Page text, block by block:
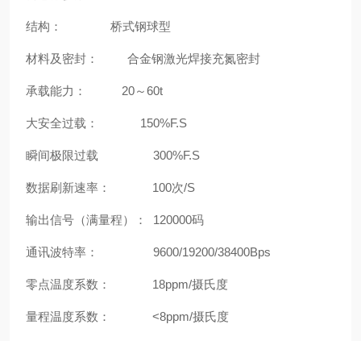
结构： 桥式钢球型
材料及密封： 合金钢激光焊接充氮密封
承载能力： 20～60t
大安全过载： 150%F.S
瞬间极限过载 300%F.S
数据刷新速率： 100次/S
输出信号（满量程）： 120000码
通讯波特率： 9600/19200/38400Bps
零点温度系数： 18ppm/摄氏度
量程温度系数： <8ppm/摄氏度